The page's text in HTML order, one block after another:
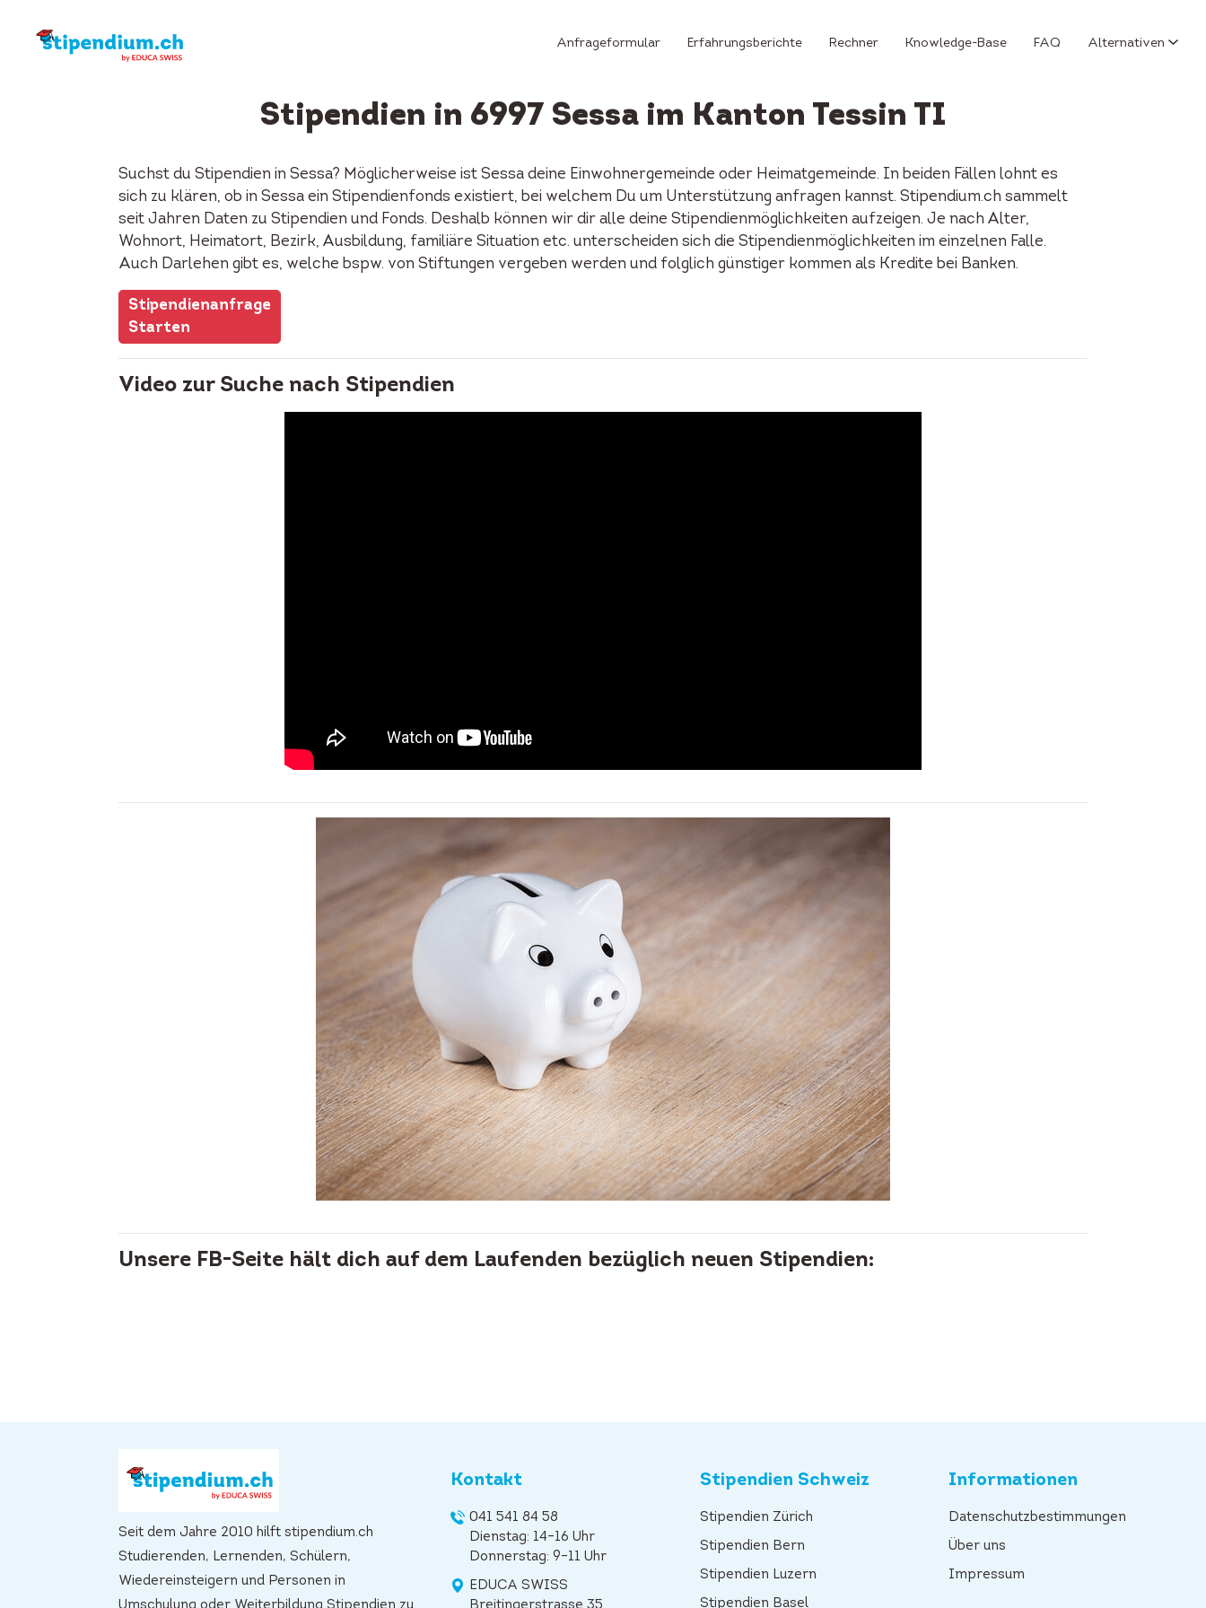
Anfrageformular Erfahrungsberichte Rechner Knowledge-Base FAQ Alternativen
Stipendien in 6997 Sessa im Kanton Tessin TI
Suchst du Stipendien in Sessa? Möglicherweise ist Sessa deine Einwohnergemeinde oder Heimatgemeinde. In beiden Fällen lohnt es
sich zu klären, ob in Sessa ein Stipendienfonds existiert, bei welchem Du um Unterstützung anfragen kannst. Stipendium.ch sammelt
seit Jahren Daten zu Stipendien und Fonds. Deshalb können wir dir alle deine Stipendienmöglichkeiten aufzeigen. Je nach Alter,
Wohnort, Heimatort, Bezirk, Ausbildung, familiäre Situation etc. unterscheiden sich die Stipendienmöglichkeiten im einzelnen Falle.
Auch Darlehen gibt es, welche bspw. von Stiftungen vergeben werden und folglich günstiger kommen als Kredite bei Banken.
Stipendienanfrage
Starten
Video zur Suche nach Stipendien
Unsere FB-Seite hält dich auf dem Laufenden bezüglich neuen Stipendien:
Seit dem Jahre 2010 hilft stipendium.ch
Studierenden, Lernenden, Schülern,
Wiedereinsteigern und Personen in
Kontakt
041 541 84 58
Dienstag: 14–16 Uhr
Donnerstag: 9–11 Uhr
EDUCA SWISS
Stipendien Schweiz
Stipendien Zürich
Stipendien Bern
Stipendien Luzern
Stipendien Basel
Informationen
Datenschutzbestimmungen
Über uns
Impressum